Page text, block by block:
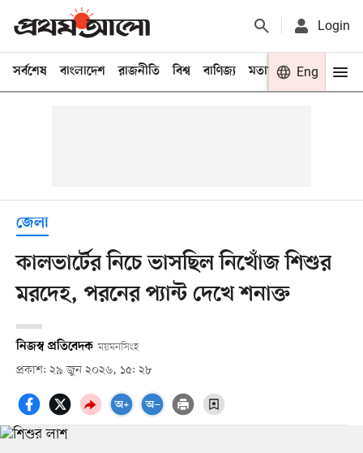
Login
সর্বশেষ বাংলাদেশ রাজনীতি বিশ্ব বাণিজ্য মতামত খেলা
Eng
জেলা
কালভার্টের নিচে ভাসছিল নিখোঁজ শিশুর
মরদেহ, পরনের প্যান্ট দেখে শনাক্ত
নিজস্ব প্রতিবেদক ময়মনসিংহ
প্রকাশ: ২৯ জুন ২০২৬, ১৫: ২৮